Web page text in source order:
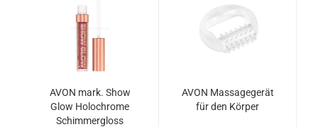
AVON mark. Show
Glow Ho­loch­ro­me
Schim­mer­g­loss
AVON Mas­sa­ge­ge­rät
für den Kör­per